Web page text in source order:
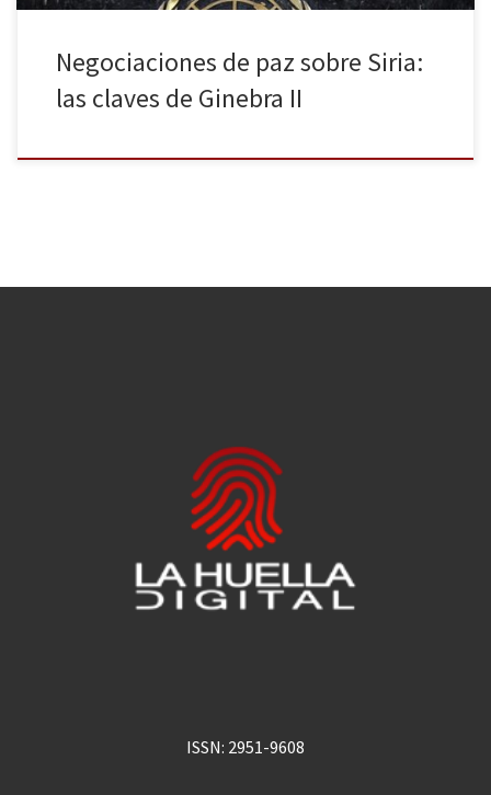
Negociaciones de paz sobre Siria:
las claves de Ginebra II
ISSN: 2951-9608